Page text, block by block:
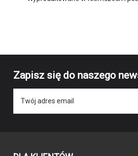
Długość nogi
Hamulce
Zapisz się do naszego